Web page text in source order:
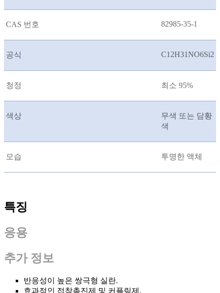
CAS 번호 82985-35-1
공식 C12H31NO6Si2
청정 최소 95%
색상
무색 또는 담황
색
모습 투명한 액체
특징
응용
추가 정보
반응성이 높은 쌍극형 실란.
효과적인 접착촉진제 및 커플링제.